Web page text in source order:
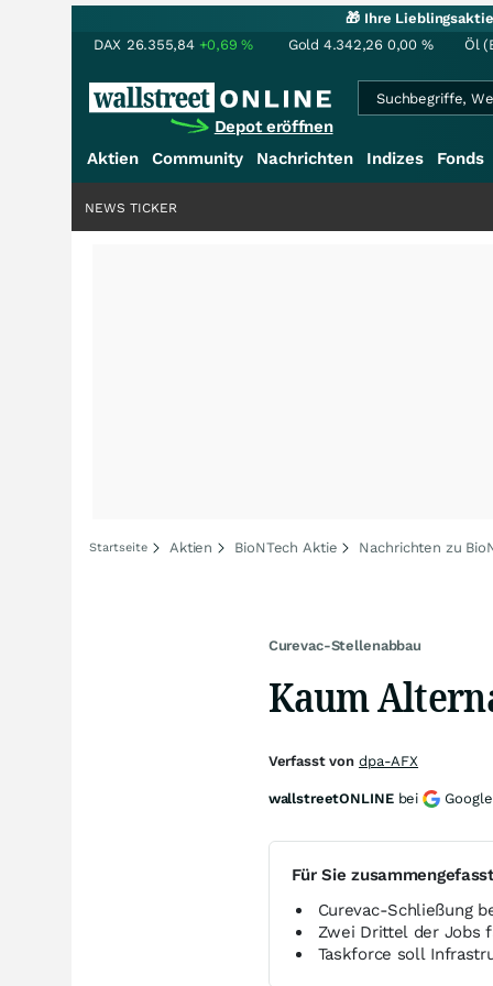
🎁 Ihre
DAX 26.355,84 +0,69% Gold 4.342,26 0,00 % Öl
Depot eröffnen
Aktien
Community Nachrichten Indizes Fonds
NEWS TICKER
Startseite Aktien BioNTech Aktie Nachrichten zu
Curevac-Stellenabbau
Kaum
Für Sie zusammengefasst
Curevac-Schließung
Zwei Drittel der Jobs
Taskforce soll
Verfasst von dpa-AFX
wallstreetONLINE bei